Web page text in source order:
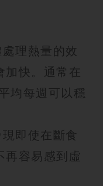
理熱量的效
快。通常在
均每週可以穩
即使在斷食
再容易感到虛